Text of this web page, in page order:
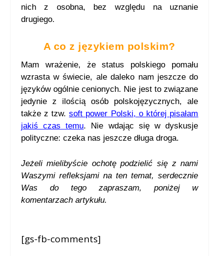
nich z osobna, bez względu na uznanie
drugiego.
A co z językiem polskim?
Mam wrażenie, że status polskiego pomału
wzrasta w świecie, ale daleko nam jeszcze do
języków ogólnie cenionych. Nie jest to związane
jedynie z ilością osób polskojęzycznych, ale
także z tzw.soft power Polski, o której pisałam
jakiś czas temu. Nie wdając się w dyskusje
polityczne: czeka nas jeszcze długa droga.
Jeżeli mielibyście ochotę podzielić się z nami
Waszymi refleksjami na ten temat, serdecznie
Was do tego zapraszam, poniżej w
komentarzach artykułu.
[gs-fb-comments]